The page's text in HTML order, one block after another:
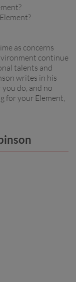
as concerns
continue
talents and
writes in his
do, and no
for your Element,